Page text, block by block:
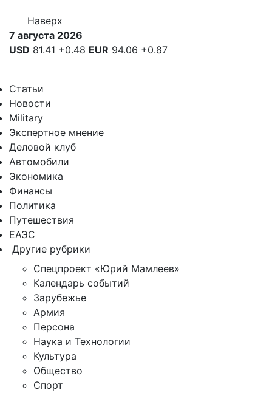
Наверх
7 августа 2026
USD 81.41 +0.48 EUR 94.06 +0.87
Статьи
Новости
Military
Экспертное мнение
Деловой клуб
Автомобили
Экономика
Финансы
Политика
Путешествия
ЕАЭС
Другие рубрики
Спецпроект «Юрий Мамлеев»
Календарь событий
Зарубежье
Армия
Персона
Наука и Технологии
Культура
Общество
Спорт